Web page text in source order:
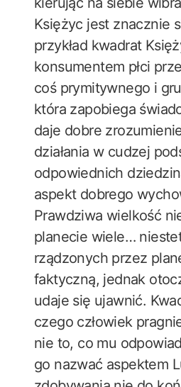
Księżyc jest znacznie
przykład kwadrat
konsumentem płci
coś prymitywnego i
która zapobiega
daje dobre
działania w cudzej
odpowiednich
aspekt dobrego
Prawdziwa wielkość
planecie wiele…
rządzonych przez
faktyczną, jednak
udaje się ujawnić.
czego człowiek
nie to, co mu
go nazwać aspektem